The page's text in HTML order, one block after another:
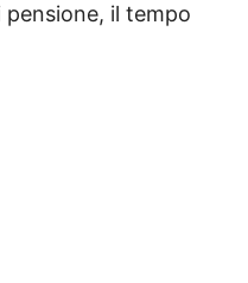
il tempo